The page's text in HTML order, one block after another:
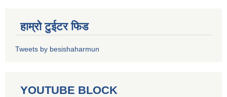
हाम्रो टुईटर फिड
Tweets by besishaharmun
YOUTUBE BLOCK